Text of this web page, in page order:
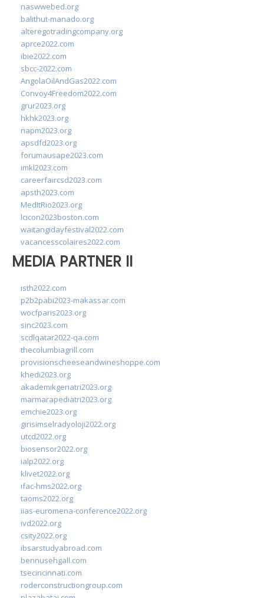
naswwebed.org
balithut-manado.org
alteregotradingcompany.org
aprce2022.com
ibie2022.com
sbcc-2022.com
AngolaOilAndGas2022.com
Convoy4Freedom2022.com
grur2023.org
hkhk2023.org
napm2023.org
apsdfd2023.org
forumausape2023.com
imkl2023.com
careerfaircsd2023.com
apsth2023.com
MedItRio2023.org
lcicon2023boston.com
waitangidayfestival2022.com
vacancesscolaires2022.com
MEDIA PARTNER II
isth2022.com
p2b2pabi2023-makassar.com
wocfparis2023.org
sinc2023.com
scdlqatar2022-qa.com
thecolumbiagrill.com
provisionscheeseandwineshoppe.com
khedi2023.org
akademikgeriatri2023.org
marmarapediatri2023.org
emchie2023.org
girisimselradyoloji2022.org
utcd2022.org
biosensor2022.org
ialp2022.org
klivet2022.org
ifac-hms2022.org
taoms2022.org
iias-euromena-conference2022.org
ivd2022.org
csity2022.org
ibsarstudyabroad.com
bennusehgall.com
tsecincinnati.com
roderconstructiongroup.com